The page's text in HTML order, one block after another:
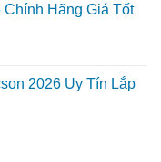
Hãng Giá Tốt
2026 Uy Tín Lắp